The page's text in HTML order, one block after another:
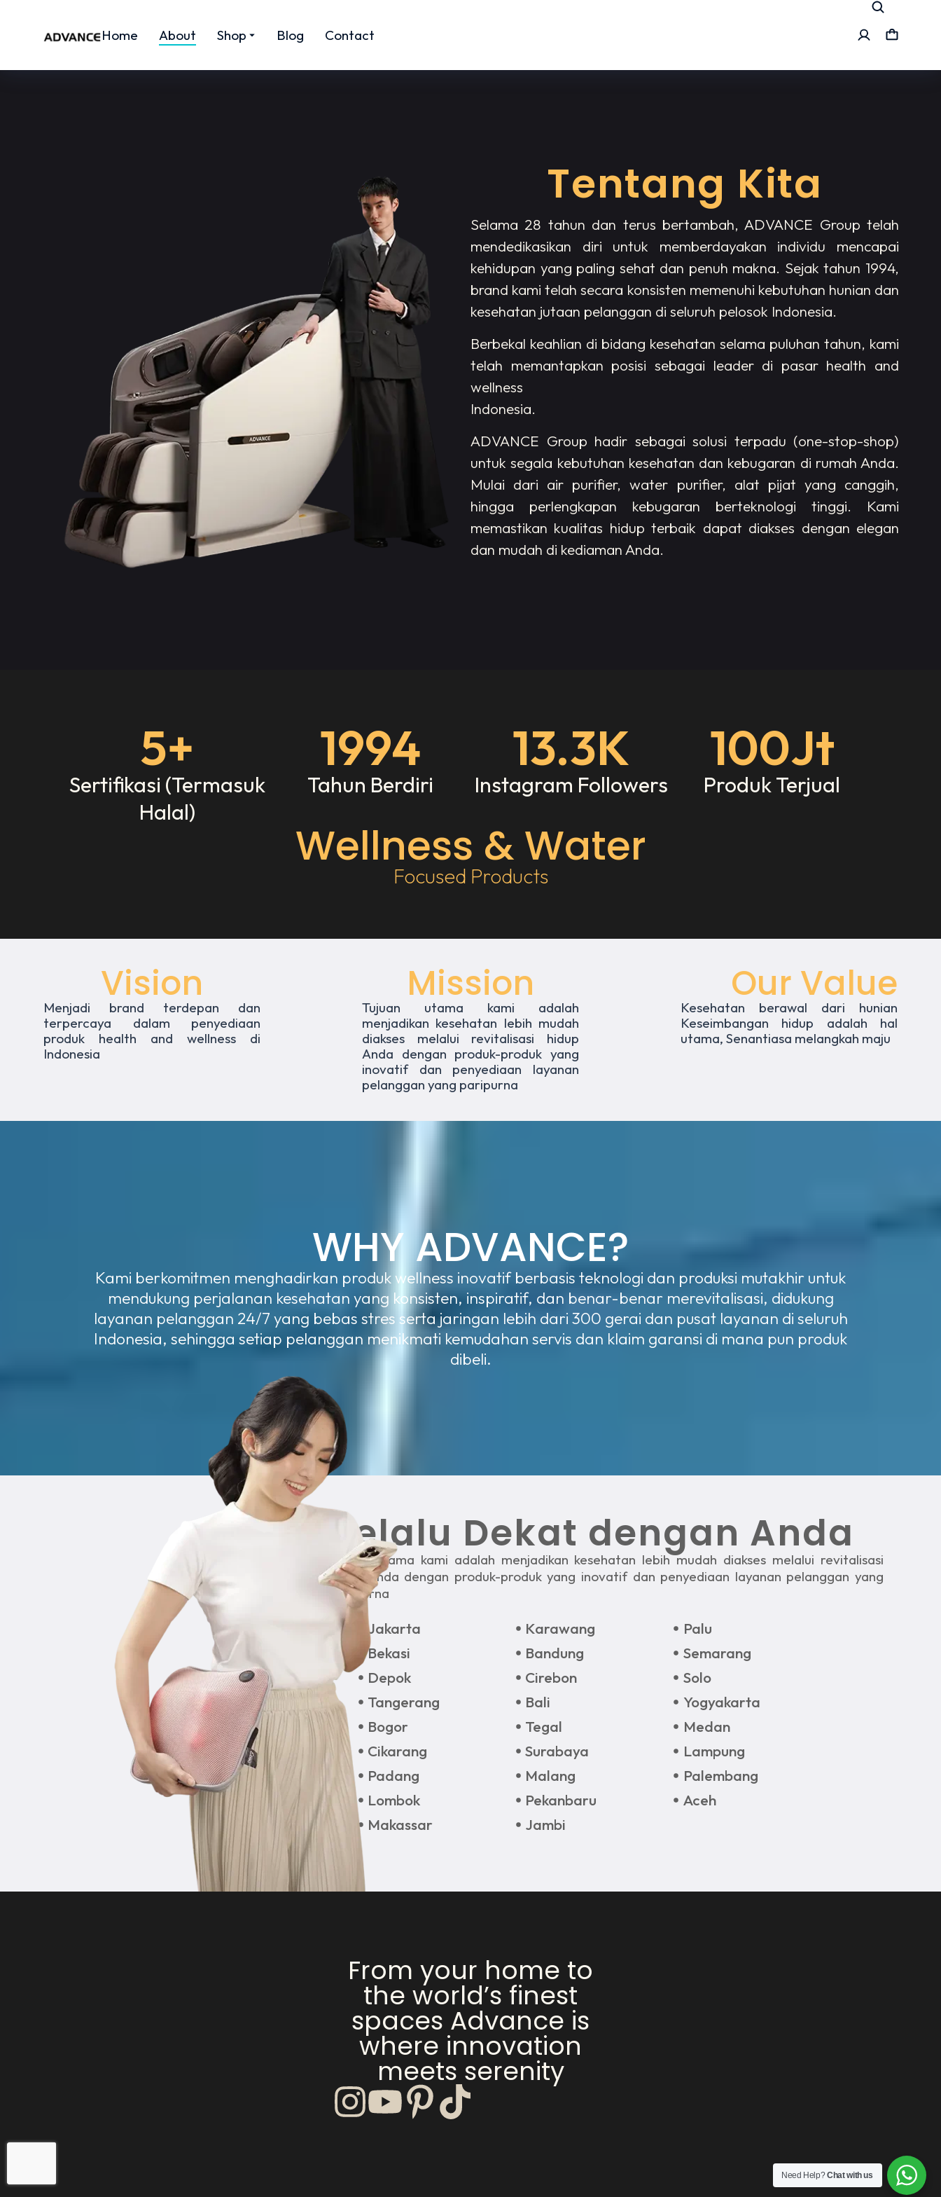
Home About Shop Blog Contact
Tentang Kita
Selama 28 tahun dan terus bertambah, ADVANCE Group telah
mendedikasikan diri untuk memberdayakan individu mencapai
kehidupan yang paling sehat dan penuh makna. Sejak tahun 1994,
brand kami telah secara konsisten memenuhi kebutuhan hunian dan
kesehatan jutaan pelanggan di seluruh pelosok Indonesia.
Berbekal keahlian di bidang kesehatan selama puluhan tahun, kami
telah memantapkan posisi sebagai leader di pasar health and
wellness
Indonesia.
ADVANCE Group hadir sebagai solusi terpadu (one-stop-shop)
untuk segala kebutuhan kesehatan dan kebugaran di rumah Anda.
Mulai dari air purifier, water purifier, alat pijat yang canggih,
hingga perlengkapan kebugaran berteknologi tinggi. Kami
memastikan kualitas hidup terbaik dapat diakses dengan elegan
dan mudah di kediaman Anda.
Sertifikasi (Termasuk
Halal)
5+
Tahun Berdiri
1994
Instagram Followers
13.3K
Produk Terjual
100Jt
Wellness & Water
Focused Products
Vision
Menjadi brand terdepan dan
terpercaya dalam penyediaan
produk health and wellness di
Indonesia
Mission
Tujuan utama kami adalah
menjadikan kesehatan lebih mudah
diakses melalui revitalisasi hidup
Anda dengan produk-produk yang
inovatif dan penyediaan layanan
pelanggan yang paripurna
Our Value
Kesehatan berawal dari hunian
Keseimbangan hidup adalah hal
utama, Senantiasa melangkah maju
WHY ADVANCE?
Kami berkomitmen menghadirkan produk wellness inovatif berbasis teknologi dan produksi mutakhir untuk
mendukung perjalanan kesehatan yang konsisten, inspiratif, dan benar-benar merevitalisasi, didukung
layanan pelanggan 24/7 yang bebas stres serta jaringan lebih dari 300 gerai dan pusat layanan di seluruh
Indonesia, sehingga setiap pelanggan menikmati kemudahan servis dan klaim garansi di mana pun produk
dibeli.
Selalu Dekat dengan Anda
Tujuan utama kami adalah menjadikan kesehatan lebih mudah diakses melalui revitalisasi
hidup Anda dengan produk-produk yang inovatif dan penyediaan layanan pelanggan yang
paripurna
Jakarta
Bekasi
Depok
Tangerang
Bogor
Cikarang
Padang
Lombok
Makassar
Karawang
Bandung
Cirebon
Bali
Tegal
Surabaya
Malang
Pekanbaru
Jambi
Palu
Semarang
Solo
Yogyakarta
Medan
Lampung
Palembang
Aceh
From your home to
the world’s finest
spaces Advance is
where innovation
meets serenity
Need Help?Chat with us